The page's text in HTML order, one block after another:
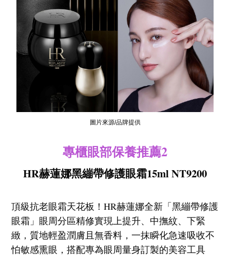
圖片來源/品牌提供
專櫃眼部保養推薦2
HR赫蓮娜黑繃帶修護眼霜15ml NT9200
頂級抗老眼霜天花板！HR赫蓮娜全新「黑繃帶修護
眼霜」眼周分區精修實現上提升、中撫紋、下緊
緻，質地輕盈潤膚且無香料，一抹瞬化急速吸收不
怕敏感熏眼，搭配專為眼周量身訂製的美容工具